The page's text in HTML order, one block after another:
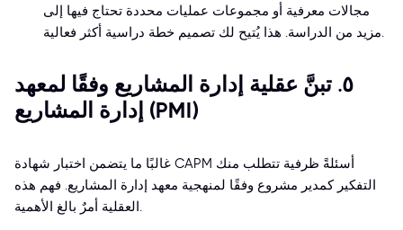
مجالات معرفية أو مجموعات عمليات محددة تحتاج فيها إلى
مزيد من الدراسة. هذا يُتيح لك تصميم خطة دراسية أكثر فعالية.
٥. تبنَّ عقلية إدارة المشاريع وفقًا لمعهد
إدارة المشاريع (PMI)
غالبًا ما يتضمن اختبار شهادة CAPM أسئلةً ظرفية تتطلب منك
التفكير كمدير مشروع وفقًا لمنهجية معهد إدارة المشاريع. فهم هذه
العقلية أمرٌ بالغ الأهمية.